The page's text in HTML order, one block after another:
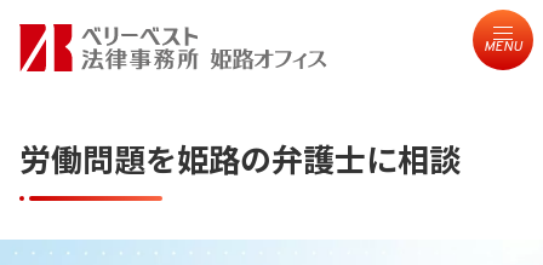
MENU
労働問題を姫路の弁護士に相談